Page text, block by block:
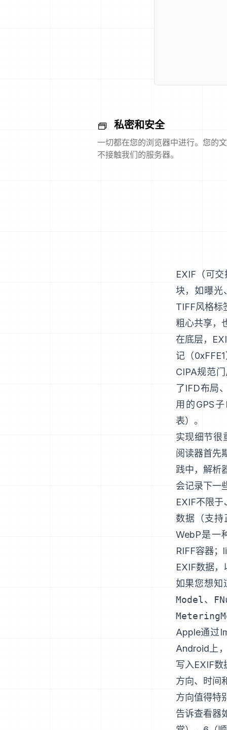
私密和安全
一切都在您的浏览器中进行。您的
不接触我们的服务器。
EXIF （可
块，如曝光
TIFF风格标
粗心共享，
在底层，
记（
CIPA规范
了IFD布局
用的GPS
表）。
实现细节很
阅读器首先
践中，解析
会记录下一
EXIF不限
数据（支
WebP是一
RIFF容器；
EXIF数据
如果您想知
Model、
Apple通过
Android上
写入EXIF数
方向、时间
方向值得特
告诉查看器